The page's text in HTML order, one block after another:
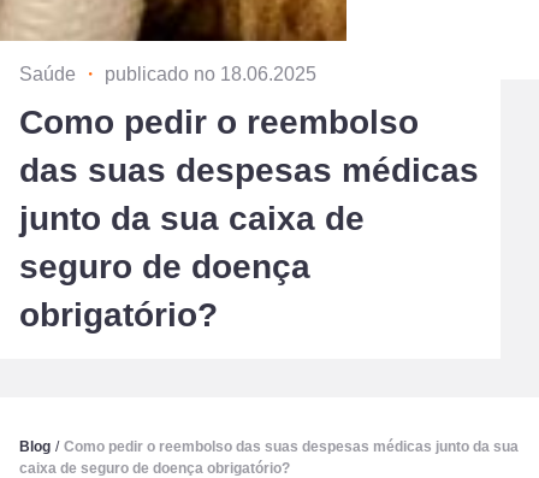
Saúde ・ publicado no 18.06.2025
Como pedir o reembolso
das suas despesas médicas
junto da sua caixa de
seguro de doença
obrigatório?
Blog / Como pedir o reembolso das suas despesas médicas junto da sua
caixa de seguro de doença obrigatório?